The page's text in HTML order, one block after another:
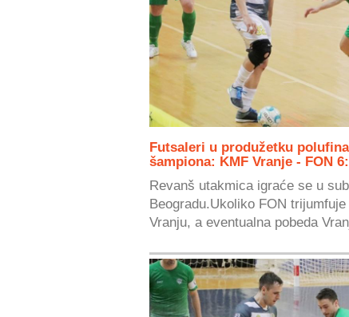
Futsaleri u produžetku
šampiona: KMF Vranje - FON
Revanš utakmica igraće se u
Beogradu.Ukoliko FON
Vranju, a eventualna pobeda